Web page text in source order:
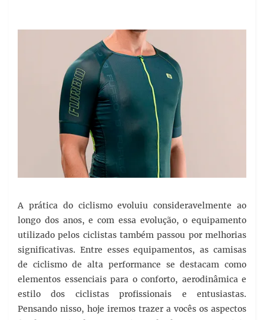
A prática do ciclismo evoluiu consideravelmente ao
longo dos anos, e com essa evolução, o equipamento
utilizado pelos ciclistas também passou por melhorias
significativas. Entre esses equipamentos, as camisas
de ciclismo de alta performance se destacam como
elementos essenciais para o conforto, aerodinâmica e
estilo dos ciclistas profissionais e entusiastas.
Pensando nisso, hoje iremos trazer a vocês os aspectos